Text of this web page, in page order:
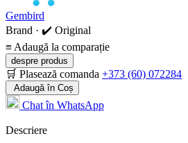
Gembird
Brand · ✔️ Original
≡ Adaugă la comparație
despre produs
🛒 Plasează comanda +373 (60) 072284
Adaugă în Coș
Chat în WhatsApp
Descriere